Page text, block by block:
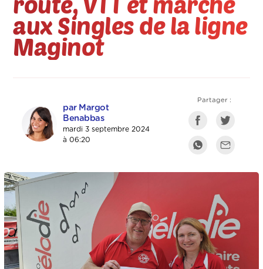
aux Singles de la ligne
Maginot
par Margot
Benabbas
mardi 3 septembre 2024
à 06:20
Partager :